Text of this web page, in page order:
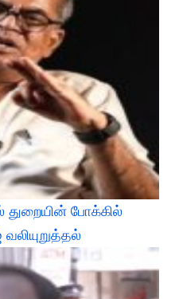
துறையின் போக்கில்